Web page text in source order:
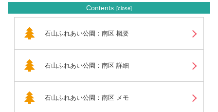
Contents
石山ふれあい公園：南区 概要
石山ふれあい公園：南区 詳細
石山ふれあい公園：南区 メモ